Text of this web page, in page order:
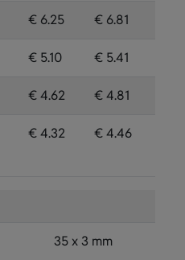
€ 6.25 € 6.81
€ 5.10 € 5.41
€ 4.62 € 4.81
€ 4.32 € 4.46
35 x 3 mm